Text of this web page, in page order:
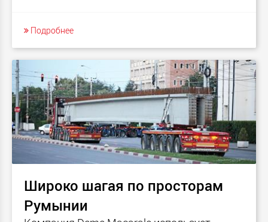
Подробнее
Широко шагая по просторам
Румынии